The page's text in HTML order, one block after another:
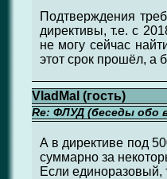
Подтверждения
директивы, т.е. с
не могу сейчас
этот срок прошёл, а
VladMal (гость)
Re: ФЛУД (беседы обо
А в директиве под
суммарно за
Если единоразовый,